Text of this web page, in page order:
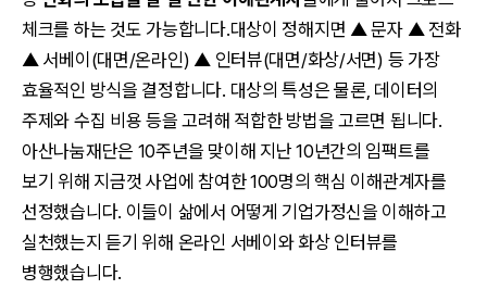
체크를 하는 것도 가능합니다.대상이 정해지면 ▲ 문자 ▲ 전화
▲ 서베이(대면/온라인) ▲ 인터뷰(대면/화상/서면) 등 가장
효율적인 방식을 결정합니다. 대상의 특성은 물론, 데이터의
주제와 수집 비용 등을 고려해 적합한 방법을 고르면 됩니다.
아산나눔재단은 10주년을 맞이해 지난 10년간의 임팩트를
보기 위해 지금껏 사업에 참여한 100명의 핵심 이해관계자를
선정했습니다. 이들이 삶에서 어떻게 기업가정신을 이해하고
실천했는지 듣기 위해 온라인 서베이와 화상 인터뷰를
병행했습니다.